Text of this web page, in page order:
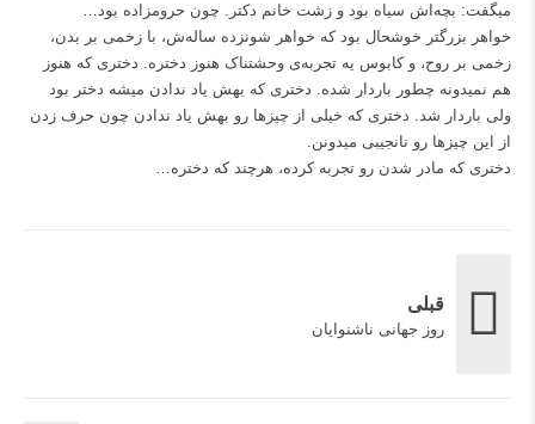
میگفت: بچه‌اش سیاه بود و زشت خانم دکتر. چون حرومزاده بود…
خواهر بزرگتر خوشحال بود که خواهر شونزده ساله‌ش، با زخمی بر بدن،
زخمی بر روح، و کابوس یه تجربه‌ی وحشتناک هنوز دختره. دختری که هنوز
هم نمیدونه چطور باردار شده. دختری که بهش یاد ندادن میشه دختر بود
ولی باردار شد. دختری که خیلی از چیزها رو بهش یاد ندادن چون حرف زدن
از این چیزها رو نانجیبی میدونن.
دختری که مادر شدن رو تجربه کرده، هرچند که دختره…
قبلی
روز جهانی ناشنوایان